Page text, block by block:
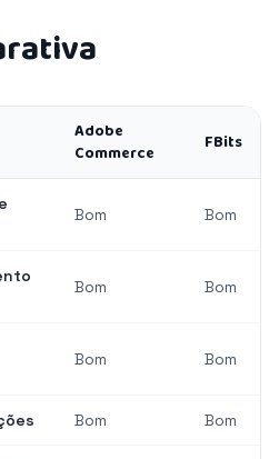
Adobe
Commerce
FBits
Bom Bom
Bom Bom
Bom Bom
Bom Bom